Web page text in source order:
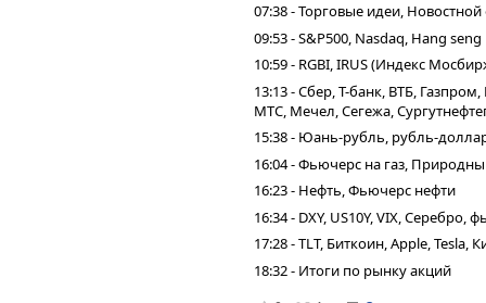
07:38 - Торговые идеи,
09:53 - S&P500, Nasdaq, Hang seng
10:59 - RGBI, IRUS (Индекс
13:13 - Сбер, Т-банк, ВТБ,
МТС, Мечел, Сегежа,
15:38 - Юань-рубль, рубль-
16:04 - Фьючерс на газ,
16:23 - Нефть, Фьючерс нефти
16:34 - DXY, US10Y, VIX,
17:28 - TLT, Биткоин, Apple, Tesla,
18:32 - Итоги по рынку акций